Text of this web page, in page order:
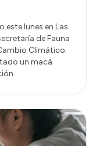
lunes en Las
de Fauna
Climático.
un macá